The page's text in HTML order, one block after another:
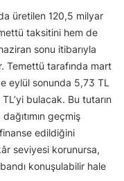
üretilen 120,5 milyar
taksitini hem de
sonu itibarıyla
Temettü tarafında mart
eylül sonunda 5,73 TL
bulacak. Bu tutarın
geçmiş
edildiğini
seviyesi korunursa,
konuşulabilir hale